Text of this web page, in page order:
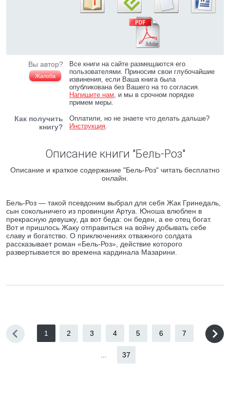
Вы автор?
Жалоба
Все книги на сайте размещаются его
пользователями. Приносим свои глубочайшие
извинения, если Ваша книга была
опубликована без Вашего на то согласия.
Напишите нам, и мы в срочном порядке
примем меры.
Как получить
книгу?
Оплатили, но не знаете что делать дальше?
Инструкция.
Описание книги "Бель-Роз"
Описание и краткое содержание "Бель-Роз" читать бесплатно
онлайн.
Бель-Роз — такой псевдоним выбрал для себя Жак Гринедаль,
сын сокольничего из провинции Артуа. Юноша влюблен в
прекрасную девушку, да вот беда: он беден, а ее отец богат.
Вот и пришлось Жаку отправиться на войну добывать себе
славу и богатство. О приключениях отважного солдата
рассказывает роман «Бель-Роз», действие которого
развертывается во времена кардинала Мазарини.
1 2 3 4 5 6 7
37